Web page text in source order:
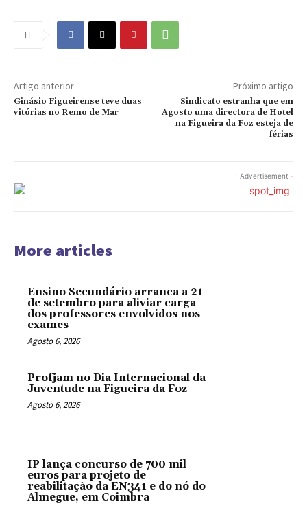
Artigo anterior
Ginásio Figueirense teve duas
vitórias no Remo de Mar
Próximo artigo
Sindicato estranha que em
Agosto uma directora de Hotel
na Figueira da Foz esteja de
férias
- Advertisement -
More articles
Ensino Secundário arranca a 21
de setembro para aliviar carga
dos professores envolvidos nos
exames
Agosto 6, 2026
Profjam no Dia Internacional da
Juventude na Figueira da Foz
Agosto 6, 2026
IP lança concurso de 700 mil
euros para projeto de
reabilitação da EN341 e do nó do
Almegue, em Coimbra